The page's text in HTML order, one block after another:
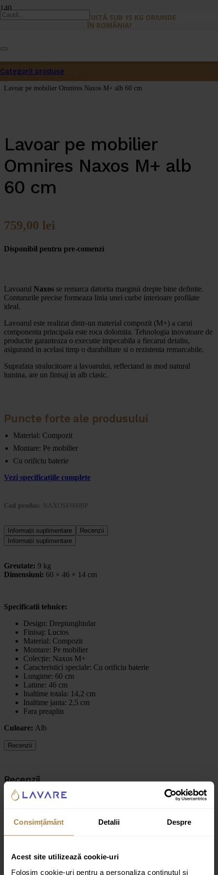
Consimțământ Detalii Despre
Acest site utilizează cookie-uri
Folosim cookie-uri pentru a personaliza conținutul și
LIVRARE GRATUITĂ SUB 15 KG ORIUNDE
ÎN ROMÂNIA!
Produsa fost adăugat în coș.
Categorii produse
/
Lavoare
/
Lavoar pe mobilier Omnires Naxos M+ alb 60 cm
Lavoar pe mobilier
Omnires Naxos M+ alb
60 cm
759,00 lei
Disponibil pentru pre-comenzi
Lavoarul Naxos se remarca datorita marginii drepte bine definite.
Contururile precise formeaza linia unei curbe interioare profilate
ideal.
Lavoarul este realizat dintr-un material compozit (M+) a carui
componenta principala este roca dolomita. Tehnologia inovatoare de
productie garanteaza o executie impecabila a fiecarui detaliu,
asigurand in acelasi timp o durabilitate si o rezistenta remarcabile.
Suprafata stralucitoare a lavoarului, reflectand in mod natural
lumina, are un finisaj in alb clasic.
Puncte forte ale produsului
Material: Compozit
Montare: Pe mobilier
Cu orificiu baterie
Vezi specificațiile complete
Cod produs: NAXOSF600BP
Informații suplimentare
Recenzii
Informații suplimentare
Greutate: 9 kg
Dimensiuni: 60 × 46 × 14 cm
Specificatii tehnice:
Design: Dreptunghiular
Finisaj: Lucios
Material: Compozit
Montare: Pe mobilier
Colecție: Naxos M+
Caracteristici speciale: Cu orificiu baterie
Lungime: 60 cm
Latime: 46 cm
Inaltime totala: 14,2 cm
Inaltime janta: 2,5 cm
Fara preaplin
Culoare: Alb
Recenzii
Recenzii
Nu există recenzii până acum.
Naxos M+ alb 60 cm”